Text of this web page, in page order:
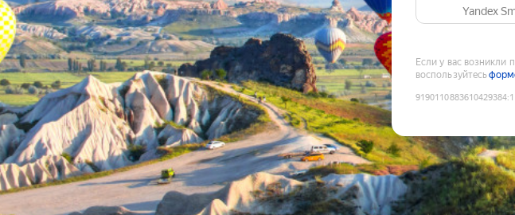
Yandex
Если у вас возникли
воспользуйтесь
9190110883610429384: